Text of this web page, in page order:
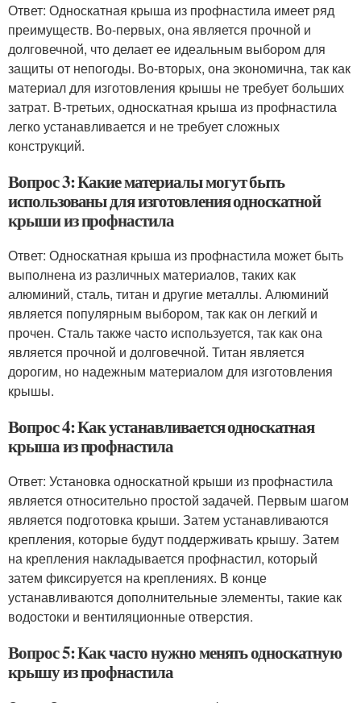
Ответ: Односкатная крыша из профнастила имеет ряд
преимуществ. Во-первых, она является прочной и
долговечной, что делает ее идеальным выбором для
защиты от непогоды. Во-вторых, она экономична, так как
материал для изготовления крышы не требует больших
затрат. В-третьих, односкатная крыша из профнастила
легко устанавливается и не требует сложных
конструкций.
Вопрос 3: Какие материалы могут быть
использованы для изготовления односкатной
крыши из профнастила
Ответ: Односкатная крыша из профнастила может быть
выполнена из различных материалов, таких как
алюминий, сталь, титан и другие металлы. Алюминий
является популярным выбором, так как он легкий и
прочен. Сталь также часто используется, так как она
является прочной и долговечной. Титан является
дорогим, но надежным материалом для изготовления
крышы.
Вопрос 4: Как устанавливается односкатная
крыша из профнастила
Ответ: Установка односкатной крыши из профнастила
является относительно простой задачей. Первым шагом
является подготовка крыши. Затем устанавливаются
крепления, которые будут поддерживать крышу. Затем
на крепления накладывается профнастил, который
затем фиксируется на креплениях. В конце
устанавливаются дополнительные элементы, такие как
водостоки и вентиляционные отверстия.
Вопрос 5: Как часто нужно менять односкатную
крышу из профнастила